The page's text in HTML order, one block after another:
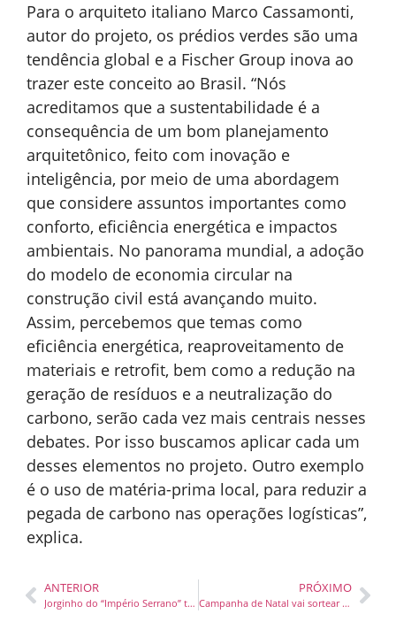
Para o arquiteto italiano Marco Cassamonti,
autor do projeto, os prédios verdes são uma
tendência global e a Fischer Group inova ao
trazer este conceito ao Brasil. “Nós
acreditamos que a sustentabilidade é a
consequência de um bom planejamento
arquitetônico, feito com inovação e
inteligência, por meio de uma abordagem
que considere assuntos importantes como
conforto, eficiência energética e impactos
ambientais. No panorama mundial, a adoção
do modelo de economia circular na
construção civil está avançando muito.
Assim, percebemos que temas como
eficiência energética, reaproveitamento de
materiais e retrofit, bem como a redução na
geração de resíduos e a neutralização do
carbono, serão cada vez mais centrais nesses
debates. Por isso buscamos aplicar cada um
desses elementos no projeto. Outro exemplo
é o uso de matéria-prima local, para reduzir a
pegada de carbono nas operações logísticas”,
explica.
ANTERIOR
Jorginho do “Império Serrano” traz música popular brasileira em show na Praia Brava, no litoral catarinense
PRÓXIMO
Campanha de Natal vai sortear carro importado no Catuaí Maringá